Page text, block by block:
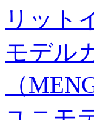
リット
モデル
（